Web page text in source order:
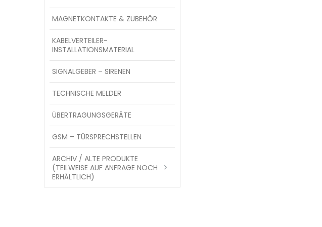
MAGNETKONTAKTE & ZUBEHÖR
KABELVERTEILER-
INSTALLATIONSMATERIAL
SIGNALGEBER – SIRENEN
TECHNISCHE MELDER
ÜBERTRAGUNGSGERÄTE
GSM – TÜRSPRECHSTELLEN
ARCHIV / ALTE PRODUKTE
(TEILWEISE AUF ANFRAGE NOCH
ERHÄLTLICH)